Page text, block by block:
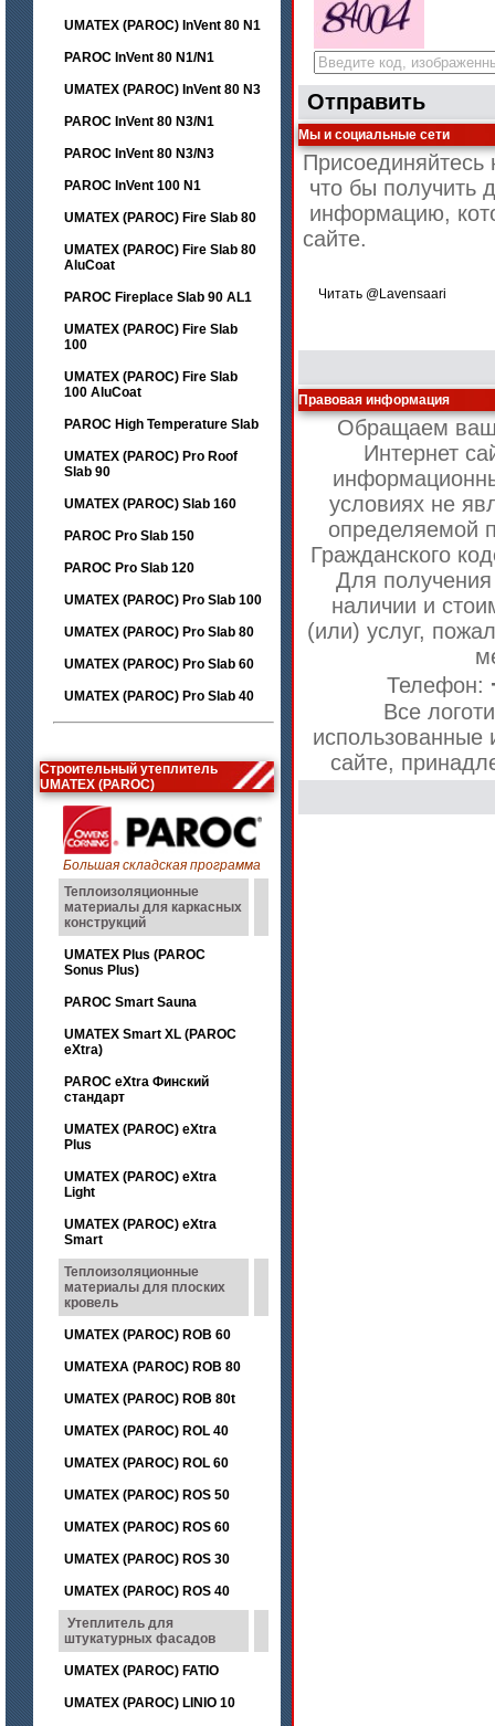
UMATEX (PAROC) InVent 80 N1
PAROC InVent 80 N1/N1
UMATEX (PAROC) InVent 80 N3
PAROC InVent 80 N3/N1
PAROC InVent 80 N3/N3
PAROC InVent 100 N1
UMATEX (PAROC) Fire Slab 80
UMATEX (PAROC) Fire Slab 80
AluCoat
PAROC Fireplace Slab 90 AL1
UMATEX (PAROC) Fire Slab
100
UMATEX (PAROC) Fire Slab
100 AluCoat
PAROC High Temperature Slab
UMATEX (PAROC) Pro Roof
Slab 90
UMATEX (PAROC) Slab 160
PAROC Pro Slab 150
PAROC Pro Slab 120
UMATEX (PAROC) Pro Slab 100
UMATEX (PAROC) Pro Slab 80
UMATEX (PAROC) Pro Slab 60
UMATEX (PAROC) Pro Slab 40
Строительный утеплитель
UMATEX (PAROC)
Большая складская программа
Теплоизоляционные
материалы для каркасных
конструкций
UMATEX Plus (PAROC
Sonus Plus)
PAROC Smart Sauna
UMATEX Smart XL (PAROC
eXtra)
PAROC eXtra Финский
стандарт
UMATEX (PAROC) eXtra
Plus
UMATEX (PAROC) eXtra
Light
UMATEX (PAROC) eXtra
Smart
Теплоизоляционные
материалы для плоских
кровель
UMATEX (PAROC) ROB 60
UMATEXA (PAROC) ROB 80
UMATEX (PAROC) ROB 80t
UMATEX (PAROC) ROL 40
UMATEX (PAROC) ROL 60
UMATEX (PAROC) ROS 50
UMATEX (PAROC) ROS 60
UMATEX (PAROC) ROS 30
UMATEX (PAROC) ROS 40
Утеплитель для
штукатурных фасадов
UMATEX (PAROC) FATIO
UMATEX (PAROC) LINIO 10
Отправить
Мы и социальные сети
Присоединяйтесь
что бы получить
информацию,
сайте.
Читать @Lavensaari
Правовая информация
Обращаем
Интернет
условиях не
определяемой
Гражданского
Для
наличии и
(или) услуг,
Телефон:
Все
сайте,